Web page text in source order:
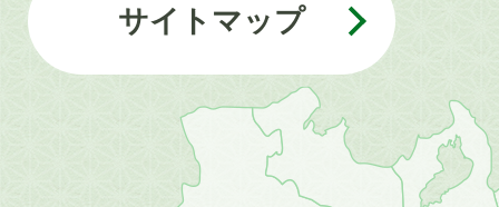
サイトマップ
畿
地